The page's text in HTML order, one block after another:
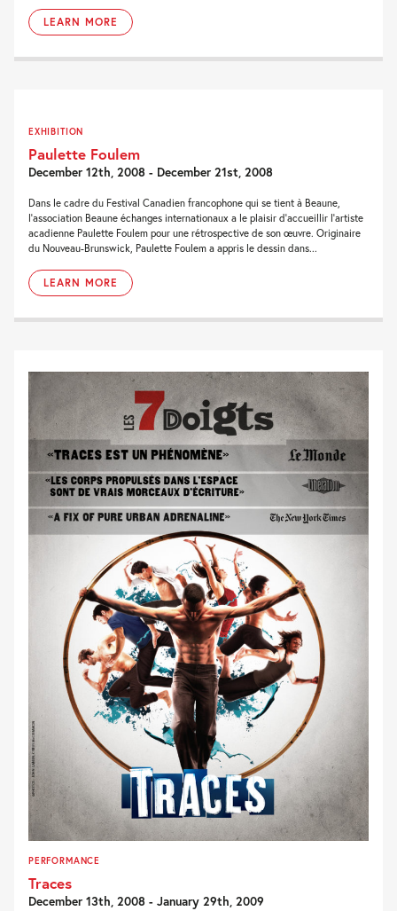
LEARN MORE
EXHIBITION
Paulette Foulem
December 12th, 2008 - December 21st, 2008
Dans le cadre du Festival Canadien francophone qui se tient à Beaune,
l’association Beaune échanges internationaux a le plaisir d’accueillir l’artiste
acadienne Paulette Foulem pour une rétrospective de son œuvre. Originaire
du Nouveau-Brunswick, Paulette Foulem a appris le dessin dans...
LEARN MORE
PERFORMANCE
Traces
December 13th, 2008 - January 29th, 2009